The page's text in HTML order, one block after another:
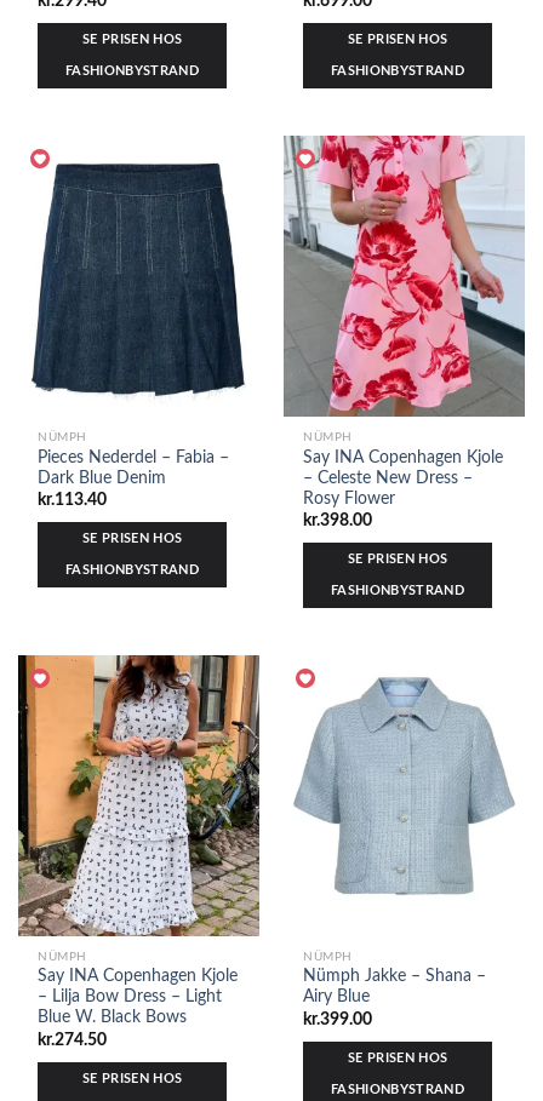
SE PRISEN HOS
FASHIONBYSTRAND
SE PRISEN HOS
FASHIONBYSTRAND
NÜMPH
Pieces Nederdel – Fabia –
Dark Blue Denim
kr.113.40
SE PRISEN HOS
FASHIONBYSTRAND
NÜMPH
Say INA Copenhagen Kjole
– Celeste New Dress –
Rosy Flower
kr.398.00
SE PRISEN HOS
FASHIONBYSTRAND
NÜMPH
Say INA Copenhagen Kjole
– Lilja Bow Dress – Light
Blue W. Black Bows
kr.274.50
SE PRISEN HOS
NÜMPH
Nümph Jakke – Shana –
Airy Blue
kr.399.00
SE PRISEN HOS
FASHIONBYSTRAND